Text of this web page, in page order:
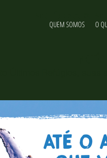
QUEM SOMOS
O